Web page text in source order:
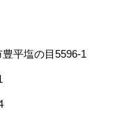
平塩の目5596-1